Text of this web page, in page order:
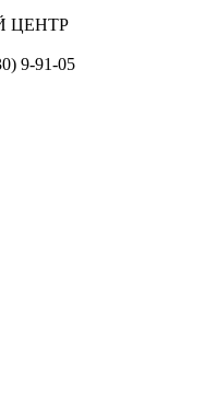
ЦЕНТР
9-91-05